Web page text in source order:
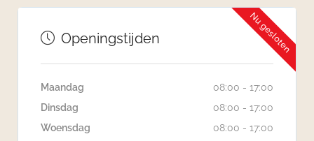
Nu gesloten
Openingstijden
Maandag
08:00 - 17:00
Dinsdag
08:00 - 17:00
Woensdag
08:00 - 17:00